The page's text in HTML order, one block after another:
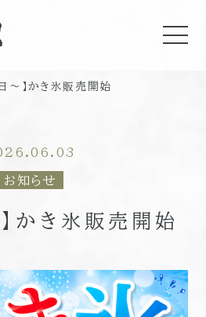
日～】かき氷販売開始
お知らせ
】かき氷販売開始